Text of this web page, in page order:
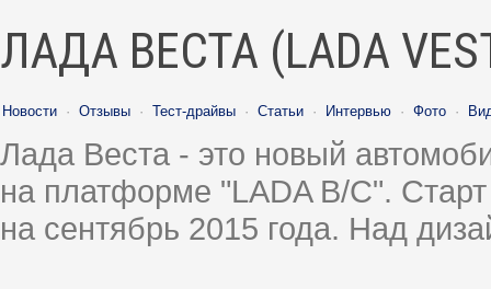
ЛАДА ВЕСТА (LADA
Новости · Отзывы · Тест-драйвы · Статьи · Интервью · Фото ·
Лада Веста - это новый
на платформе "LADA B/C".
на сентябрь 2015 года. Над